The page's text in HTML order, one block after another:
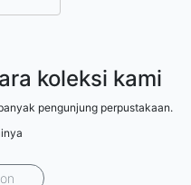
koleksi kami
pengunjung perpustakaan.